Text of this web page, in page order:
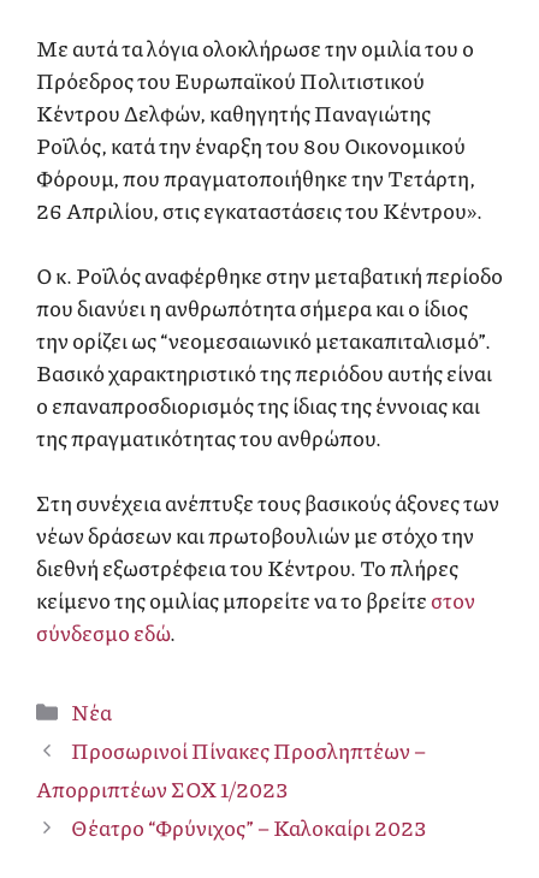
Με αυτά τα λόγια ολοκλήρωσε την ομιλία του ο
Πρόεδρος του Ευρωπαϊκού Πολιτιστικού
Κέντρου Δελφών, καθηγητής Παναγιώτης
Ροϊλός, κατά την έναρξη του 8ου Οικονομικού
Φόρουμ, που πραγματοποιήθηκε την Τετάρτη,
26 Απριλίου, στις εγκαταστάσεις του Κέντρου».
Ο κ. Ροϊλός αναφέρθηκε στην μεταβατική περίοδο
που διανύει η ανθρωπότητα σήμερα και ο ίδιος
την ορίζει ως “νεομεσαιωνικό μετακαπιταλισμό”.
Βασικό χαρακτηριστικό της περιόδου αυτής είναι
ο επαναπροσδιορισμός της ίδιας της έννοιας και
της πραγματικότητας του ανθρώπου.
Στη συνέχεια ανέπτυξε τους βασικούς άξονες των
νέων δράσεων και πρωτοβουλιών με στόχο την
διεθνή εξωστρέφεια του Κέντρου. Το πλήρες
κείμενο της ομιλίας μπορείτε να το βρείτεστον
σύνδεσμο εδώ.
Κατηγορίες
Νέα
Προσωρινοί Πίνακες Προσληπτέων –
Απορριπτέων ΣΟΧ 1/2023
Θέατρο “Φρύνιχος” – Καλοκαίρι 2023